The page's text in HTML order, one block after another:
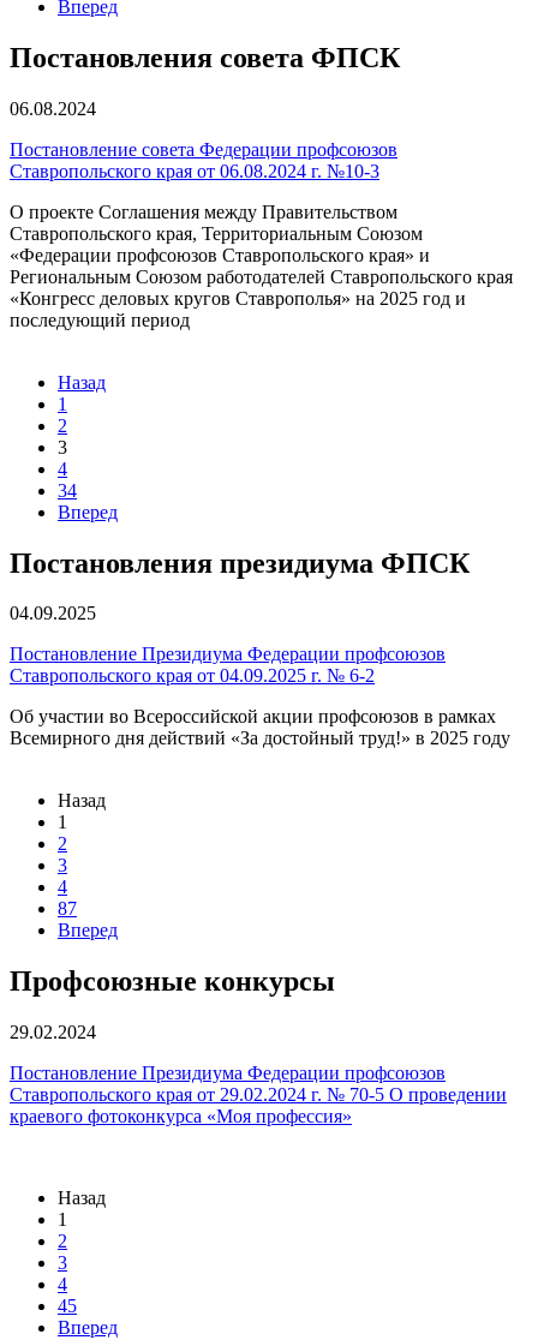
Вперед
Постановления совета ФПСК
06.08.2024
Постановление совета Федерации профсоюзов
Ставропольского края от 06.08.2024 г. №10-3
О проекте Соглашения между Правительством
Ставропольского края, Территориальным Союзом
«Федерации профсоюзов Ставропольского края» и
Региональным Союзом работодателей Ставропольского края
«Конгресс деловых кругов Ставрополья» на 2025 год и
последующий период
Назад
1
2
3
4
34
Вперед
Постановления президиума ФПСК
04.09.2025
Постановление Президиума Федерации профсоюзов
Ставропольского края от 04.09.2025 г. № 6-2
Об участии во Всероссийской акции профсоюзов в рамках
Всемирного дня действий «За достойный труд!» в 2025 году
Назад
1
2
3
4
87
Вперед
Профсоюзные конкурсы
29.02.2024
Постановление Президиума Федерации профсоюзов
Ставропольского края от 29.02.2024 г. № 70-5 О проведении
краевого фотоконкурса «Моя профессия»
Назад
1
2
3
4
45
Вперед